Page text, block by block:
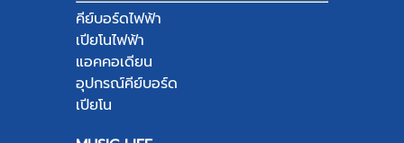
คีย์บอร์ดไฟฟ้า
เปียโนไฟฟ้า
แอคคอเดียน
อุปกรณ์คีย์บอร์ด
เปียโน